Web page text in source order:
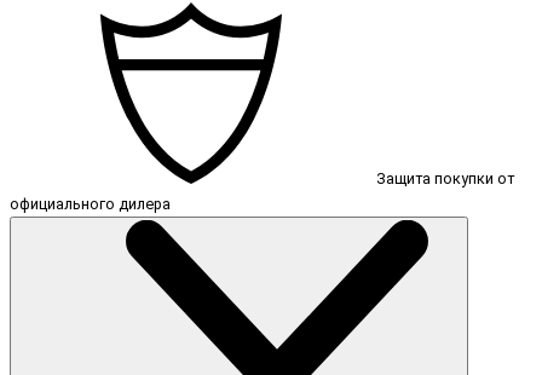
Защита покупки от
официального дилера